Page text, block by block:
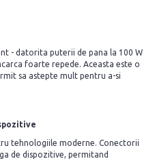
- datorita puterii de pana la 100 W
foarte repede. Aceasta este o
sa astepte mult pentru a-si
tehnologiile moderne. Conectorii
de dispozitive, permitand